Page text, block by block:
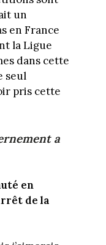
un
en France
la Ligue
dans cette
seul
pris cette
a
en
de la